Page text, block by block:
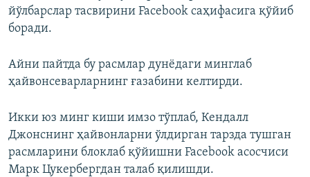
йўлбарслар тасвирини Facebook саҳифасига қўйиб
боради.
Айни пайтда бу расмлар дунëдаги минглаб
ҳайвонсеварларнинг ғазабини келтирди.
Икки юз минг киши имзо тўплаб, Кендалл
Джонснинг ҳайвонларни ўлдирган тарзда тушган
расмларини блоклаб қўйишни Facebook асосчиси
Марк Цукербергдан талаб қилишди.